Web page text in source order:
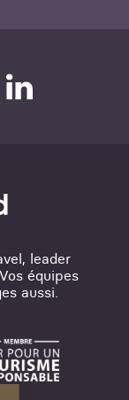
leader
équipes
aussi.